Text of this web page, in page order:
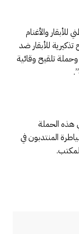
والأغنام
للأبقار ضد
تلقيح وقائية
هذه الحملة
المنتدبون في